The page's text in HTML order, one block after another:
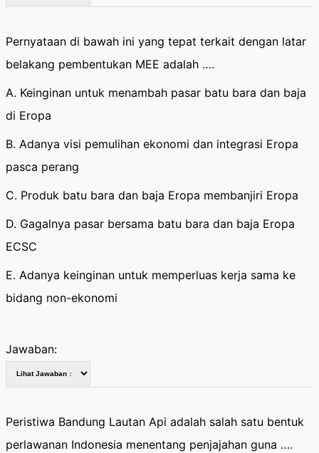
Pernyataan di bawah ini yang tepat terkait dengan latar
belakang pembentukan MEE adalah ….
A. Keinginan untuk menambah pasar batu bara dan baja
di Eropa
B. Adanya visi pemulihan ekonomi dan integrasi Eropa
pasca perang
C. Produk batu bara dan baja Eropa membanjiri Eropa
D. Gagalnya pasar bersama batu bara dan baja Eropa
ECSC
E. Adanya keinginan untuk memperluas kerja sama ke
bidang non-ekonomi
Jawaban:
Peristiwa Bandung Lautan Api adalah salah satu bentuk
perlawanan Indonesia menentang penjajahan guna ….